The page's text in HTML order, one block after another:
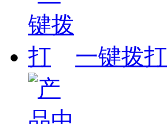
一键拨打